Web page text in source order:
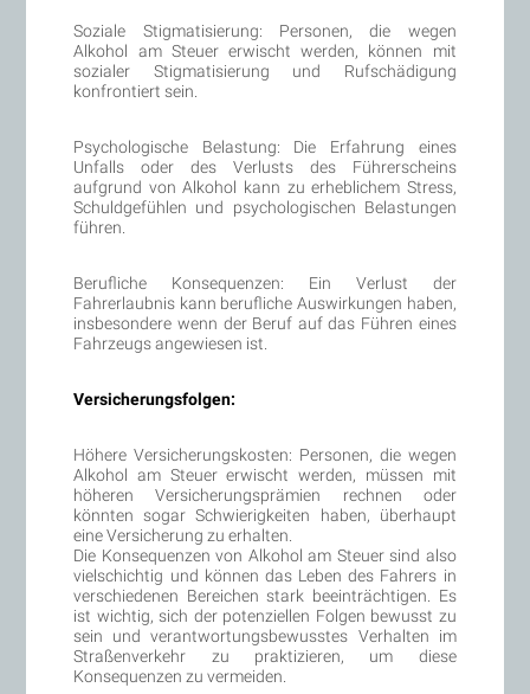
Soziale Stigmatisierung: Personen, die wegen
Alkohol am Steuer erwischt werden, können mit
sozialer Stigmatisierung und Rufschädigung
konfrontiert sein.
Psychologische Belastung: Die Erfahrung eines
Unfalls oder des Verlusts des Führerscheins
aufgrund von Alkohol kann zu erheblichem Stress,
Schuldgefühlen und psychologischen Belastungen
führen.
Berufliche Konsequenzen: Ein Verlust der
Fahrerlaubnis kann berufliche Auswirkungen haben,
insbesondere wenn der Beruf auf das Führen eines
Fahrzeugs angewiesen ist.
Versicherungsfolgen:
Höhere Versicherungskosten: Personen, die wegen
Alkohol am Steuer erwischt werden, müssen mit
höheren Versicherungsprämien rechnen oder
könnten sogar Schwierigkeiten haben, überhaupt
eine Versicherung zu erhalten.
Die Konsequenzen von Alkohol am Steuer sind also
vielschichtig und können das Leben des Fahrers in
verschiedenen Bereichen stark beeinträchtigen. Es
ist wichtig, sich der potenziellen Folgen bewusst zu
sein und verantwortungsbewusstes Verhalten im
Straßenverkehr zu praktizieren, um diese
Konsequenzen zu vermeiden.